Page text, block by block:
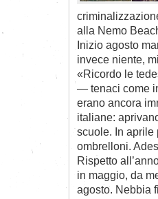
alla Nemo
Inizio agosto
invece niente,
«Ricordo le
— tenaci come
erano ancora
italiane:
scuole. In
ombrelloni.
Rispetto
in maggio, da
agosto. Nebbia